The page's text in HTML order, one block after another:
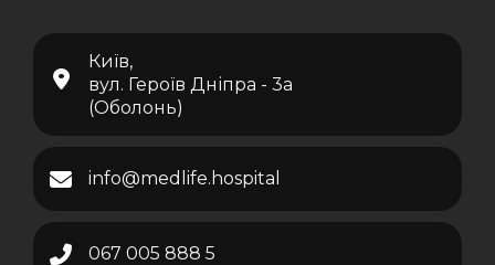
Київ,
вул. Героїв Дніпра - 3а
(Оболонь)
info@medlife.hospital
067 005 888 5